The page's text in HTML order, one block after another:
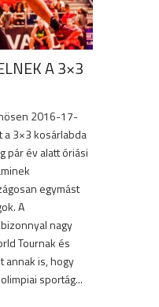
A 3×3
2016-17-
3×3 kosárlabda
pár év alatt óriási
egymást
A
nagy
Tournak és
annak is, hogy
sportág...